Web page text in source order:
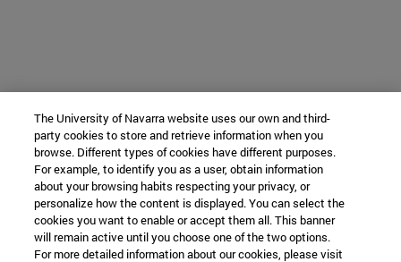
The University of Navarra website uses our own and third-
party cookies to store and retrieve information when you
browse. Different types of cookies have different purposes.
For example, to identify you as a user, obtain information
about your browsing habits respecting your privacy, or
personalize how the content is displayed. You can select the
cookies you want to enable or accept them all. This banner
will remain active until you choose one of the two options.
For more detailed information about our cookies, please visit